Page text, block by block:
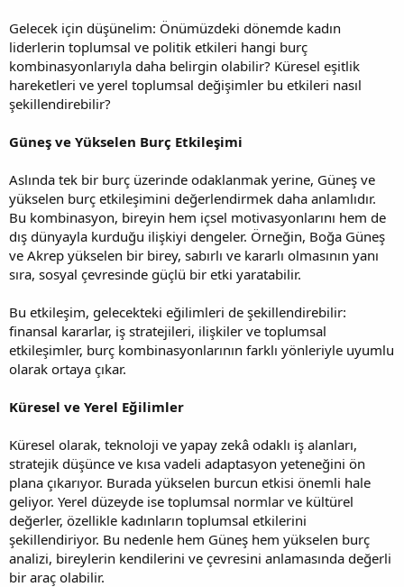
Gelecek için düşünelim: Önümüzdeki dönemde kadın
liderlerin toplumsal ve politik etkileri hangi burç
kombinasyonlarıyla daha belirgin olabilir? Küresel eşitlik
hareketleri ve yerel toplumsal değişimler bu etkileri nasıl
şekillendirebilir?
Güneş ve Yükselen Burç Etkileşimi
Aslında tek bir burç üzerinde odaklanmak yerine, Güneş ve
yükselen burç etkileşimini değerlendirmek daha anlamlıdır.
Bu kombinasyon, bireyin hem içsel motivasyonlarını hem de
dış dünyayla kurduğu ilişkiyi dengeler. Örneğin, Boğa Güneş
ve Akrep yükselen bir birey, sabırlı ve kararlı olmasının yanı
sıra, sosyal çevresinde güçlü bir etki yaratabilir.
Bu etkileşim, gelecekteki eğilimleri de şekillendirebilir:
finansal kararlar, iş stratejileri, ilişkiler ve toplumsal
etkileşimler, burç kombinasyonlarının farklı yönleriyle uyumlu
olarak ortaya çıkar.
Küresel ve Yerel Eğilimler
Küresel olarak, teknoloji ve yapay zekâ odaklı iş alanları,
stratejik düşünce ve kısa vadeli adaptasyon yeteneğini ön
plana çıkarıyor. Burada yükselen burcun etkisi önemli hale
geliyor. Yerel düzeyde ise toplumsal normlar ve kültürel
değerler, özellikle kadınların toplumsal etkilerini
şekillendiriyor. Bu nedenle hem Güneş hem yükselen burç
analizi, bireylerin kendilerini ve çevresini anlamasında değerli
bir araç olabilir.